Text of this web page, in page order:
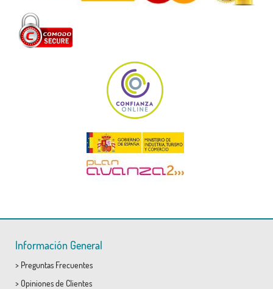
Información General
> Preguntas Frecuentes
> Opiniones de Clientes